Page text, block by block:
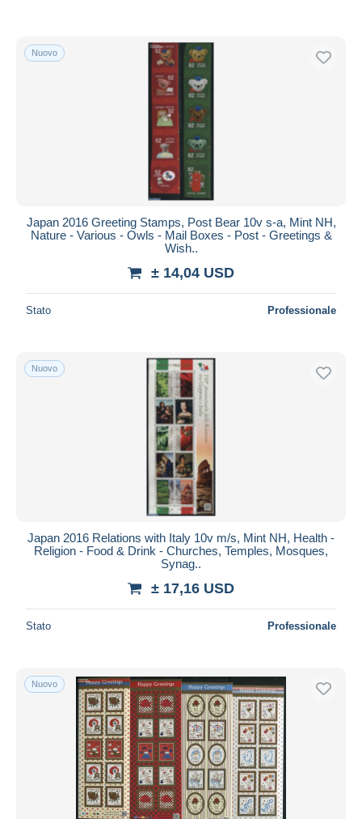
Nuovo
Japan 2016 Greeting Stamps, Post Bear 10v s-a, Mint NH,
Nature - Various - Owls - Mail Boxes - Post - Greetings &
Wish..
± 14,04 USD
Stato Professionale
Nuovo
Japan 2016 Relations with Italy 10v m/s, Mint NH, Health -
Religion - Food & Drink - Churches, Temples, Mosques,
Synag..
± 17,16 USD
Stato Professionale
Nuovo